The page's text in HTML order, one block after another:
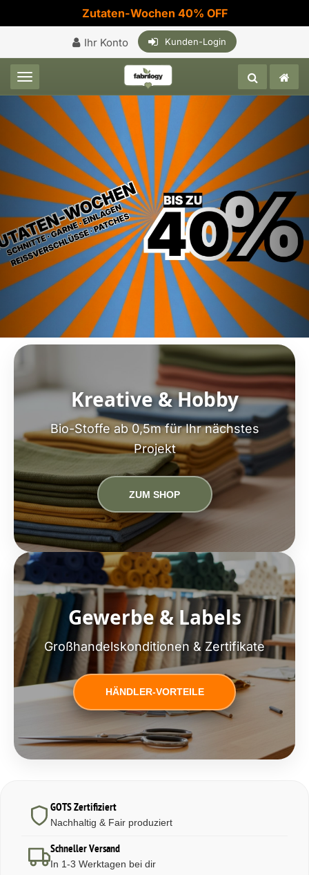
Zutaten-Wochen 40% OFF
Ihr Konto Kunden-Login
Toggle navigation
Kreative & Hobby
Bio-Stoffe ab 0,5m für Ihr nächstes
Projekt
ZUM SHOP
Gewerbe & Labels
Großhandelskonditionen & Zertifikate
HÄNDLER-VORTEILE
GOTS Zertifiziert
Nachhaltig & Fair produziert
Schneller Versand
In 1-3 Werktagen bei dir